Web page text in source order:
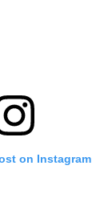
on Instagram